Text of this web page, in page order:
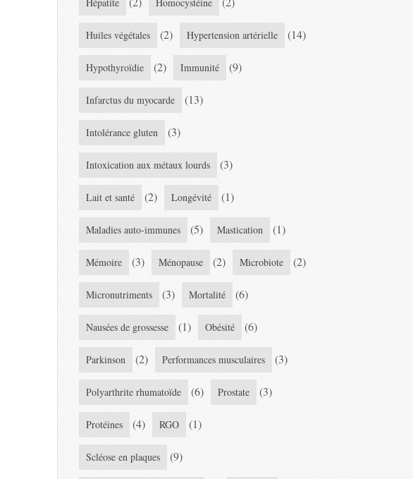
Hépatite Homocystéine
Huiles végétales (2) Hypertension artérielle (14)
Hypothyroïdie (2) Immunité (9)
Infarctus du myocarde (13)
Intolérance gluten (3)
Intoxication aux métaux lourds (3)
Lait et santé (2) Longévité (1)
Maladies auto-immunes (5) Mastication (1)
Mémoire (3) Ménopause (2) Microbiote (2)
Micronutriments (3) Mortalité (6)
Nausées de grossesse (1) Obésité (6)
Parkinson (2) Performances musculaires (3)
Polyarthrite rhumatoïde (6) Prostate (3)
Protéines (4) RGO (1)
Scléose en plaques (9)